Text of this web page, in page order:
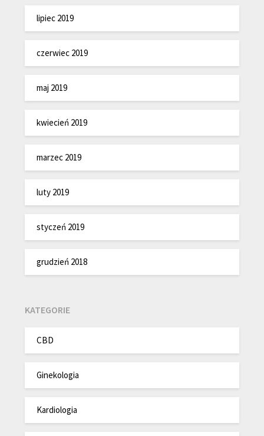
lipiec 2019
czerwiec 2019
maj 2019
kwiecień 2019
marzec 2019
luty 2019
styczeń 2019
grudzień 2018
KATEGORIE
CBD
Ginekologia
Kardiologia